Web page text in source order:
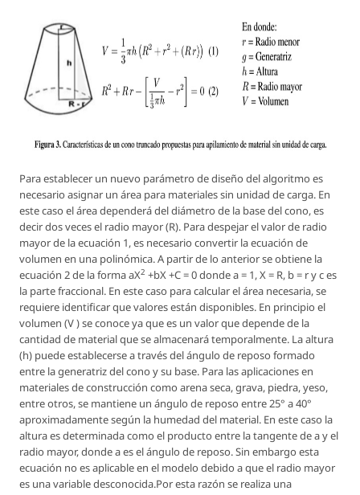
Para establecer un nuevo parámetro de diseño del algoritmo es
necesario asignar un área para materiales sin unidad de carga. En
este caso el área dependerá del diámetro de la base del cono, es
decir dos veces el radio mayor (R). Para despejar el valor de radio
mayor de la ecuación 1, es necesario convertir la ecuación de
volumen en una polinómica. A partir de lo anterior se obtiene la
ecuación 2 de la formaaX2 +bX +C = 0dondea = 1, X = R, b = ryces
la parte fraccional. En este caso para calcular el área necesaria, se
requiere identificar que valores están disponibles. En principio el
volumen (V )se conoce ya que es un valor que depende de la
cantidad de material que se almacenará temporalmente. La altura
(h) puede establecerse a través del ángulo de reposo formado
entre la generatriz del cono y su base. Para las aplicaciones en
materiales de construcción como arena seca, grava, piedra, yeso,
entre otros, se mantiene un ángulo de reposo entre 25° a 40°
aproximadamente según la humedad del material. En este caso la
altura es determinada como el producto entre la tangente deay el
radio mayor, dondeaes el ángulo de reposo. Sin embargo esta
ecuación no es aplicable en el modelo debido a que el radio mayor
es una variable desconocida.Por esta razón se realiza una